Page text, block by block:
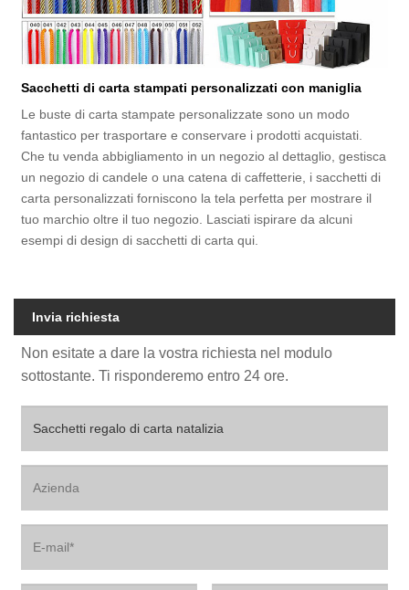
Sacchetti di carta stampati personalizzati con maniglia
Le buste di carta stampate personalizzate sono un modo
fantastico per trasportare e conservare i prodotti acquistati.
Che tu venda abbigliamento in un negozio al dettaglio, gestisca
un negozio di candele o una catena di caffetterie, i sacchetti di
carta personalizzati forniscono la tela perfetta per mostrare il
tuo marchio oltre il tuo negozio. Lasciati ispirare da alcuni
esempi di design di sacchetti di carta qui.
Invia richiesta
Non esitate a dare la vostra richiesta nel modulo
sottostante. Ti risponderemo entro 24 ore.